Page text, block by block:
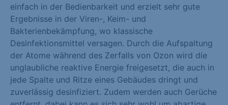
einfach in der Bedienbarkeit und erzielt sehr gute
Ergebnisse in der Viren-, Keim- und
Bakterienbekämpfung, wo klassische
Desinfektionsmittel versagen. Durch die Aufspaltung
der Atome während des Zerfalls von Ozon wird die
unglaubliche reaktive Energie freigesetzt, die auch in
jede Spalte und Ritze eines Gebäudes dringt und
zuverlässig desinfiziert. Zudem werden auch Gerüche
Inhalte von Videoplattformen und Social-Media-Plattformen
werden standardmäßig blockiert. Wenn Cookies von externen
Medien akzeptiert werden, bedarf der Zugriff auf diese Inhalte
keiner manuellen Einwilligung mehr.
Cookie-Informationen anzeigen
Datenschutzerklärung Impressum